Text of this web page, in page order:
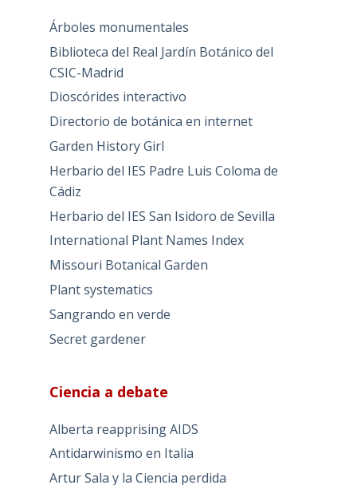
Árboles monumentales
Biblioteca del Real Jardín Botánico del
CSIC-Madrid
Dioscórides interactivo
Directorio de botánica en internet
Garden History Girl
Herbario del IES Padre Luis Coloma de
Cádiz
Herbario del IES San Isidoro de Sevilla
International Plant Names Index
Missouri Botanical Garden
Plant systematics
Sangrando en verde
Secret gardener
Ciencia a debate
Alberta reapprising AIDS
Antidarwinismo en Italia
Artur Sala y la Ciencia perdida